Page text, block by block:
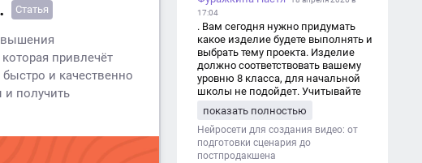
Статья
привлечёт
и качественно
и получить
17:04
. Вам сегодня нужно придумать
какое изделие будете выполнять и
выбрать тему проекта. Изделие
должно соответствовать вашему
уровню 8 класса, для начальной
школы не подойдет. Учитывайте
уровня работы. Структура проекта 1.
Титульный лист - Название школы.
- Тип работы: «Проектная работа». -
Тема проекта. - Кто выполнил:
показать полностью
Нейросети для создания видео: от
подготовки сценария до
постпродакшена